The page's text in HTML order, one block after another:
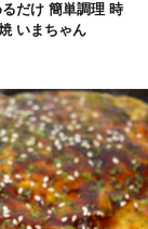
だけ 簡単調理 時
いまちゃん